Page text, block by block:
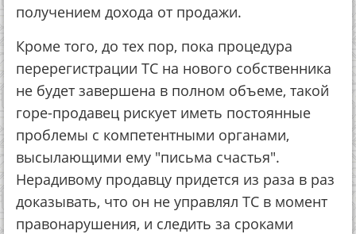
получением дохода от продажи.
Кроме того, до тех пор, пока процедура
перерегистрации ТС на нового собственника
не будет завершена в полном объеме, такой
горе-продавец рискует иметь постоянные
проблемы с компетентными органами,
высылающими ему "письма счастья".
Нерадивому продавцу придется из раза в раз
доказывать, что он не управлял ТС в момент
правонарушения, и следить за сроками